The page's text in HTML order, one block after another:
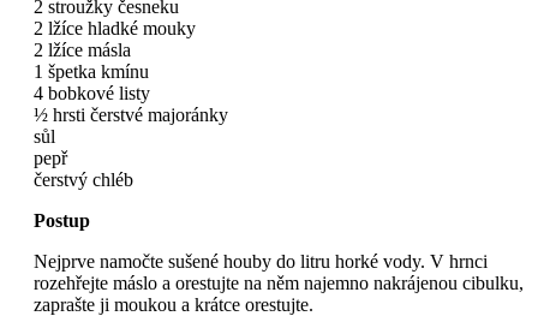
2 stroužky česneku
2 lžíce hladké mouky
2 lžíce másla
1 špetka kmínu
4 bobkové listy
½ hrsti čerstvé majoránky
sůl
pepř
čerstvý chléb
Postup
Nejprve namočte sušené houby do litru horké vody. V hrnci
rozehřejte máslo a orestujte na něm najemno nakrájenou cibulku,
zaprašte ji moukou a krátce orestujte.